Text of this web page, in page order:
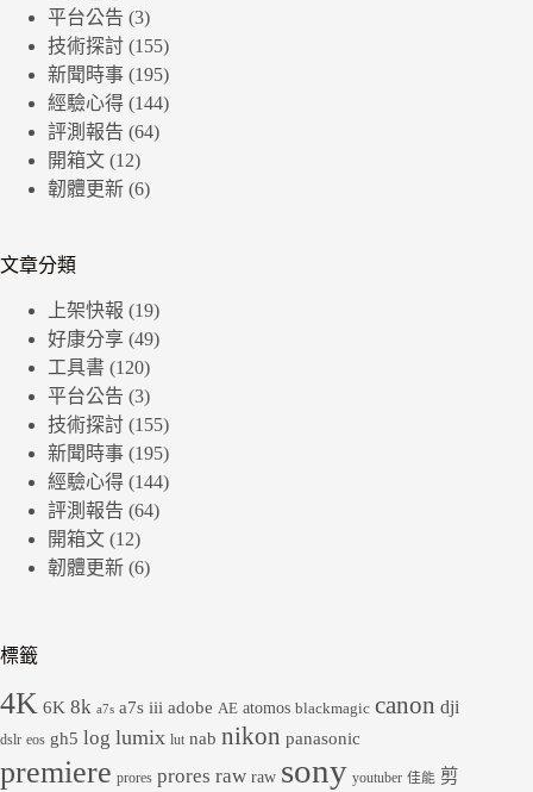
平台公告 (3)
技術探討 (155)
新聞時事 (195)
經驗心得 (144)
評測報告 (64)
開箱文 (12)
韌體更新 (6)
文章分類
上架快報 (19)
好康分享 (49)
工具書 (120)
平台公告 (3)
技術探討 (155)
新聞時事 (195)
經驗心得 (144)
評測報告 (64)
開箱文 (12)
韌體更新 (6)
標籤
4K 6K 8k a7s a7s iii adobe AE atomos blackmagic canon dji
dslr eos gh5 log lumix lut nab nikon panasonic
premiere prores prores raw raw sony youtuber 佳能 剪